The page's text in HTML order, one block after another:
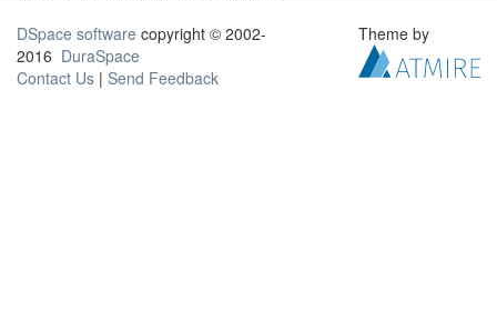
DSpace software copyright © 2002-
2016 DuraSpace
Contact Us | Send Feedback
Theme by